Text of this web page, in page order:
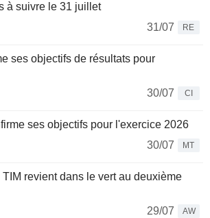
à suivre le 31 juillet
31/07
RE
ses objectifs de résultats pour
30/07
CI
ses objectifs pour l'exercice 2026
30/07
MT
revient dans le vert au deuxième
29/07
AW